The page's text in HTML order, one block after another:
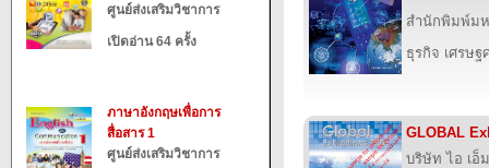
ศูนย์ส่งเสริมวิชาการ
เปิดอ่าน 64 ครั้ง
ภาษาอังกฤษเพื่อการ
สื่อสาร 1
ศูนย์ส่งเสริมวิชาการ
สำนักพิมพ์มห
ธุรกิจ เศรษฐ
GLOBAL
บริษัท ไอ เอ็